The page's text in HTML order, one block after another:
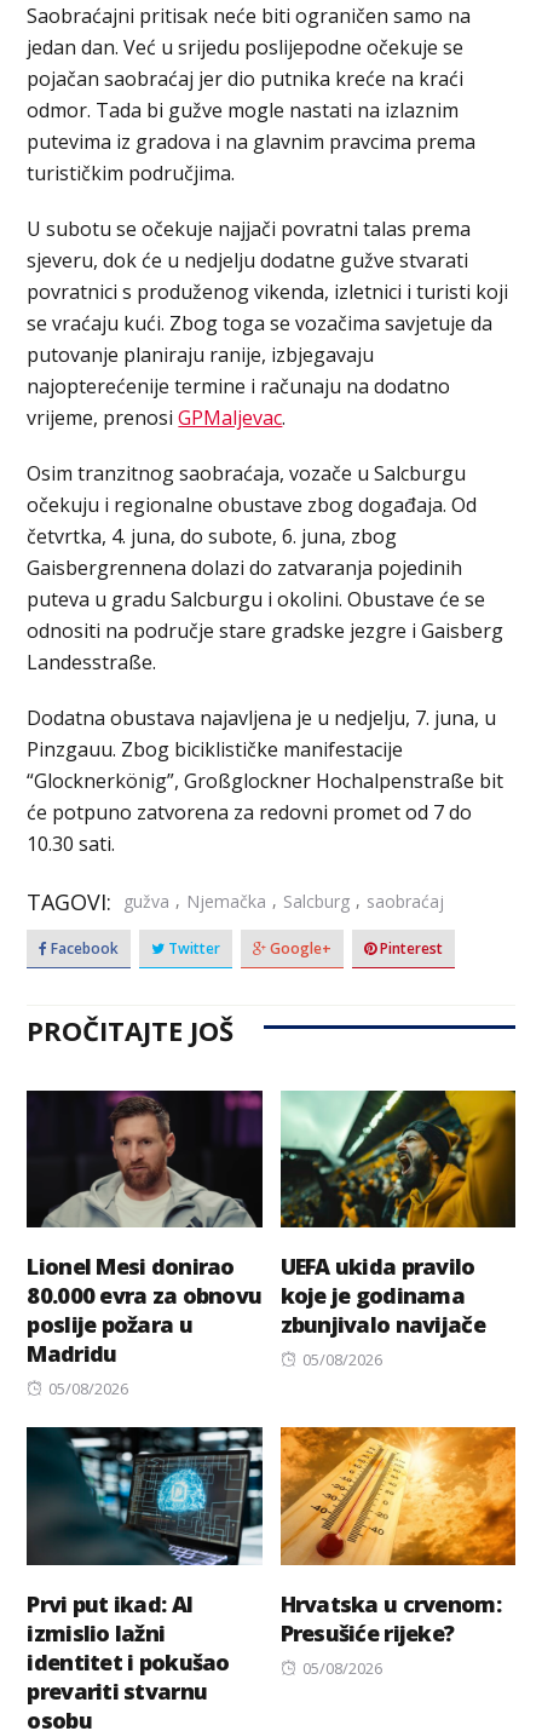
Saobraćajni pritisak neće biti ograničen samo na
jedan dan. Već u srijedu poslijepodne očekuje se
pojačan saobraćaj jer dio putnika kreće na kraći
odmor. Tada bi gužve mogle nastati na izlaznim
putevima iz gradova i na glavnim pravcima prema
turističkim područjima.
U subotu se očekuje najjači povratni talas prema
sjeveru, dok će u nedjelju dodatne gužve stvarati
povratnici s produženog vikenda, izletnici i turisti koji
se vraćaju kući. Zbog toga se vozačima savjetuje da
putovanje planiraju ranije, izbjegavaju
najopterećenije termine i računaju na dodatno
vrijeme, prenosiGPMaljevac.
Osim tranzitnog saobraćaja, vozače u Salcburgu
očekuju i regionalne obustave zbog događaja. Od
četvrtka, 4. juna, do subote, 6. juna, zbog
Gaisbergrennena dolazi do zatvaranja pojedinih
puteva u gradu Salcburgu i okolini. Obustave će se
odnositi na područje stare gradske jezgre i Gaisberg
Landesstraße.
Dodatna obustava najavljena je u nedjelju, 7. juna, u
Pinzgauu. Zbog biciklističke manifestacije
“Glocknerkönig”, Großglockner Hochalpenstraße bit
će potpuno zatvorena za redovni promet od 7 do
10.30 sati.
TAGOVI: gužva , Njemačka , Salcburg , saobraćaj
Facebook Twitter Google+ Pinterest
PROČITAJTE JOŠ
Lionel Mesi donirao
80.000 evra za obnovu
poslije požara u
Madridu
Posted
05/08/2026
UEFA ukida pravilo
koje je godinama
zbunjivalo navijače
Posted
05/08/2026
Prvi put ikad: AI
izmislio lažni
identitet i pokušao
prevariti stvarnu
osobu
Hrvatska u crvenom:
Presušiće rijeke?
Posted
05/08/2026